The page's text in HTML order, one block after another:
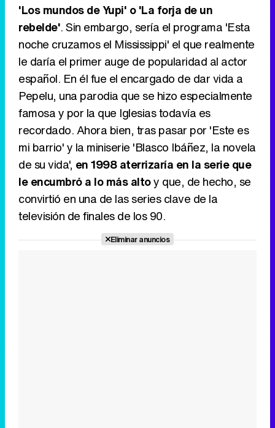
'Los mundos de Yupi' o 'La forja de un
rebelde'. Sin embargo, sería el programa 'Esta
noche cruzamos el Mississippi' el que realmente
le daría el primer auge de popularidad al actor
español. En él fue el encargado de dar vida a
Pepelu, una parodia que se hizo especialmente
famosa y por la que Iglesias todavía es
recordado. Ahora bien, tras pasar por 'Este es
mi barrio' y la miniserie 'Blasco Ibáñez, la novela
de su vida', en 1998 aterrizaría en la serie que
le encumbró a lo más altoy que, de hecho, se
convirtió en una de las series clave de la
televisión de finales de los 90.
Eliminar anuncios